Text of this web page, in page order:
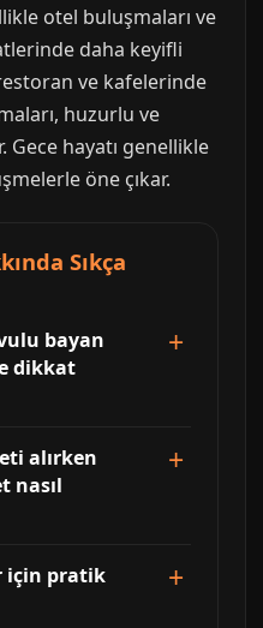
otel buluşmaları ve
daha keyifli
ve kafelerinde
huzurlu ve
hayatı genellikle
öne çıkar.
Sıkça
bayan
dikkat
alırken
nasıl
için pratik